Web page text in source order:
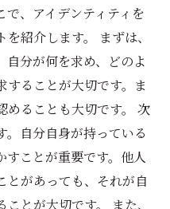
で、アイデンティティを
紹介します。 まずは、
自分が何を求め、どのよ
することが大切です。ま
めることも大切です。 次
。自分自身が持っている
すことが重要です。他人
とがあっても、それが自
とが大切です。 また、